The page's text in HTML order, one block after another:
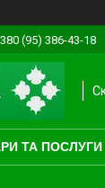
(95) 386-43-18
ТА ПОСЛУГИ